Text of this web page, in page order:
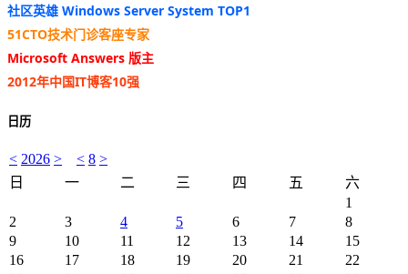
社区英雄 Windows Server System TOP1
51CTO技术门诊客座专家
Microsoft Answers 版主
2012年中国IT博客10强
日历
< 2026 > < 8 >
日
一 二 三 四 五
六
1
2
3 4 5 6 7
8
9
10 11 12 13 14
15
16
17 18 19 20 21
22